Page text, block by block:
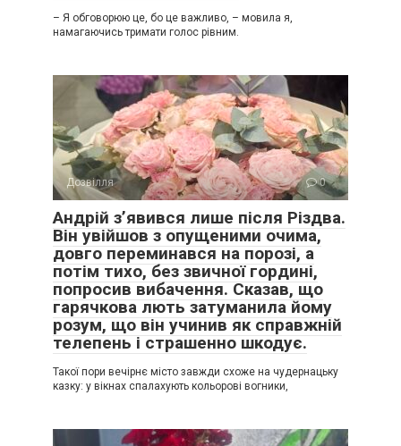
– Я обговорюю це, бо це важливо, – мовила я,
намагаючись тримати голос рівним.
Дозвілля 0
Андрій з’явився лише після Різдва.
Він увійшов з опущеними очима,
довго переминався на порозі, а
потім тихо, без звичної гордині,
попросив вибачення. Сказав, що
гарячкова лють затуманила йому
розум, що він учинив як справжній
телепень і страшенно шкодує.
Такої пори вечірнє місто завжди схоже на чудернацьку
казку: у вікнах спалахують кольорові вогники,